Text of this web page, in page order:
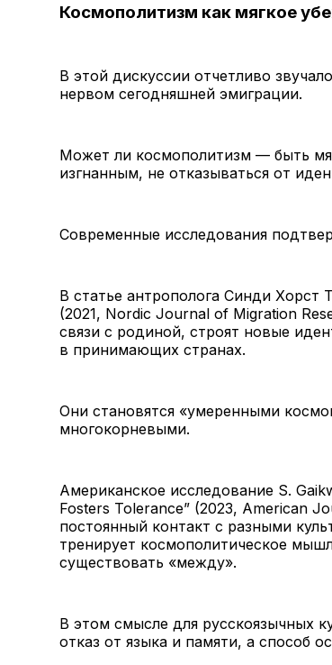
Космополитизм как мягкое
В этой дискуссии отчетливо
нервом сегодняшней эмиграции.
Может ли космополитизм — быть
изгнанным, не отказываться от
Современные исследования
В статье антрополога Синди Хорст
(2021, Nordic Journal of Migration
связи с родиной, строят новые
в принимающих странах.
Они становятся «умеренными
многокорневыми.
Американское исследование S.
Fosters Tolerance” (2023, American
постоянный контакт с разными
тренирует космополитическое
существовать «между».
В этом смысле для русскоязычных
отказ от языка и памяти, а способ